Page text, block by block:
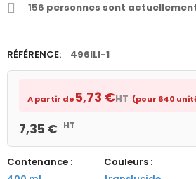
156 personnes sont
RÉFÉRENCE: 496ILI-1
A partir de5,73 €HT (pour 640
7,35 € HT
Contenance :
Couleurs :